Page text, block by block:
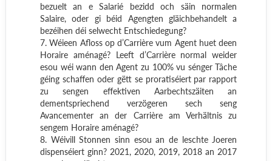
bezuelt an e Salarié bezidd och säin normalen
Salaire, oder gi béid Agengten gläichbehandelt a
bezéihen déi selwecht Entschiedegung?
7. Wéieen Afloss op d’Carrière vum Agent huet deen
Horaire aménagé? Leeft d’Carrière normal weider
esou wéi wann den Agent zu 100% vu sénger Tâche
géing schaffen oder gëtt se proratiséiert par rapport
zu sengen effektiven Aarbechtszäiten an
dementspriechend verzögeren sech seng
Avancementer an der Carrière am Verhältnis zu
sengem Horaire aménagé?
8. Wéivill Stonnen sinn esou an de leschte Joeren
dispenséiert ginn? 2021, 2020, 2019, 2018 an 2017